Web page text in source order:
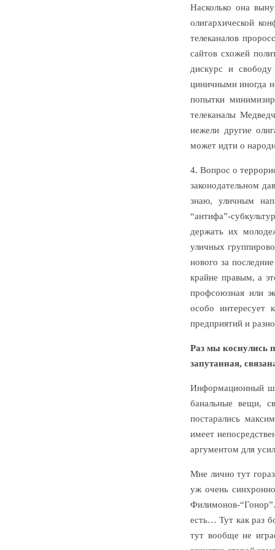
Насколько она
олигархической
телеканалов
сайтов схожей
дискурс и
циничными иногда
попытки
телеканалы
нежели другие
может идти о
4. Вопрос о
законодательном
знаю, уличным
“антифа”-
держать их
уличных
нового за
крайне правым, а
профсоюзная или
особо интересует
предприятий и
Раз мы коснулись
запутанная,
Информационный
банальные вещи,
постарались
имеет
аргументом для
Мне лично тут
уж очень
Филимонов-
есть… Тут как раз
тут вообще не